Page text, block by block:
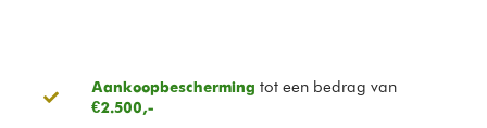
Aankoopbescherming tot een bedrag van
€2.500,-